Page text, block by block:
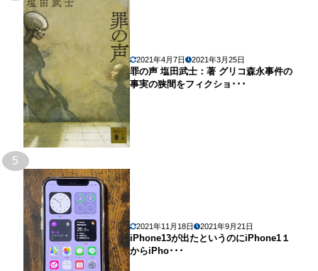
2021年4月7日 2021年3月25日
罪の声 塩田武士：著 グリコ森永事件の
事実の狭間をフィクショ･･･
5
2021年11月18日 2021年9月21日
iPhone13が出たというのにiPhone1１
からiPho･･･